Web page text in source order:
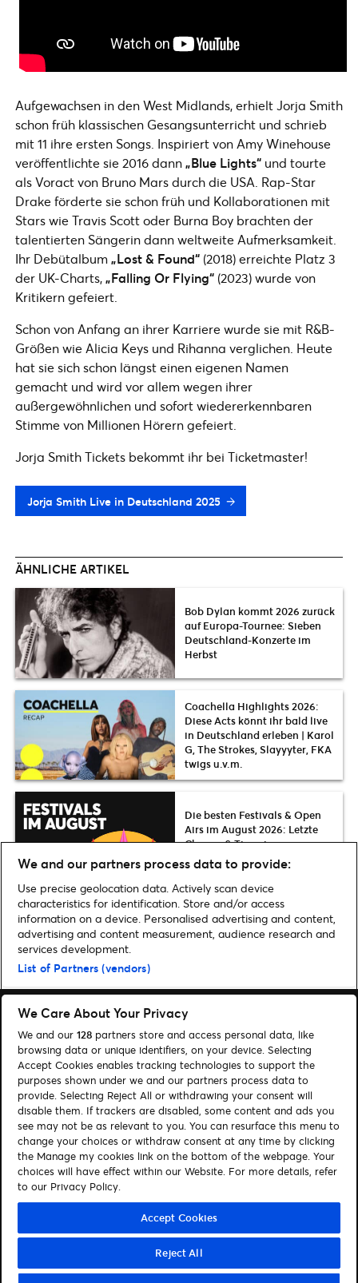
Aufgewachsen in den West Midlands, erhielt Jorja Smith
schon früh klassischen Gesangsunterricht und schrieb
mit 11 ihre ersten Songs. Inspiriert von Amy Winehouse
veröffentlichte sie 2016 dann„Blue Lights“ und tourte
als Voract von Bruno Mars durch die USA. Rap-Star
Drake förderte sie schon früh und Kollaborationen mit
Stars wie Travis Scott oder Burna Boy brachten der
talentierten Sängerin dann weltweite Aufmerksamkeit.
Ihr Debütalbum„Lost & Found“ (2018) erreichte Platz 3
der UK-Charts,„Falling Or Flying“ (2023) wurde von
Kritikern gefeiert.
Schon von Anfang an ihrer Karriere wurde sie mit R&B-
Größen wie Alicia Keys und Rihanna verglichen. Heute
hat sie sich schon längst einen eigenen Namen
gemacht und wird vor allem wegen ihrer
außergewöhnlichen und sofort wiedererkennbaren
Stimme von Millionen Hörern gefeiert.
Jorja Smith Tickets bekommt ihr bei Ticketmaster!
Jorja Smith Live in Deutschland 2025
ÄHNLICHE ARTIKEL
Bob Dylan kommt 2026 zurück
auf Europa-Tournee: Sieben
Deutschland-Konzerte im
Herbst
Coachella Highlights 2026:
Diese Acts könnt ihr bald live
in Deutschland erleben | Karol
G, The Strokes, Slayyyter, FKA
twigs u.v.m.
Die besten Festivals & Open
Airs im August 2026: Letzte
Chance & Tipps in ganz
Deutschland
Home Musik
Jorja Smith kommt im Juli 2025 live nach Deutschland |
Presale-Tickets
Suchen
Cookie-Einwilligungstool
Autor*innen
Kontakt
Impressum
Tickets
Folge uns:
Visit Facebook (opens in a new window)
Visit Twitter (opens in a new window)
Visit Instagram (opens in a new window)
Visit Youtube (opens in a new window)
Visit Tiktok (opens in a new
Visit Xing (opens in a new
© Ticketmaster 2026
We and our partners process data to provide:
Use precise geolocation data. Actively scan device
characteristics for identification. Store and/or access
information on a device. Personalised advertising and content,
advertising and content measurement, audience research and
services development.
List of Partners (vendors)
We Care About Your Privacy
We and our 128 partners store and access personal data, like
browsing data or unique identifiers, on your device. Selecting
Accept Cookies enables tracking technologies to support the
purposes shown under we and our partners process data to
provide. Selecting Reject All or withdrawing your consent will
disable them. If trackers are disabled, some content and ads you
see may not be as relevant to you. You can resurface this menu to
change your choices or withdraw consent at any time by clicking
the Manage my cookies link on the bottom of the webpage. Your
choices will have effect within our Website. For more details, refer
to our Privacy Policy.
Accept Cookies
Reject All